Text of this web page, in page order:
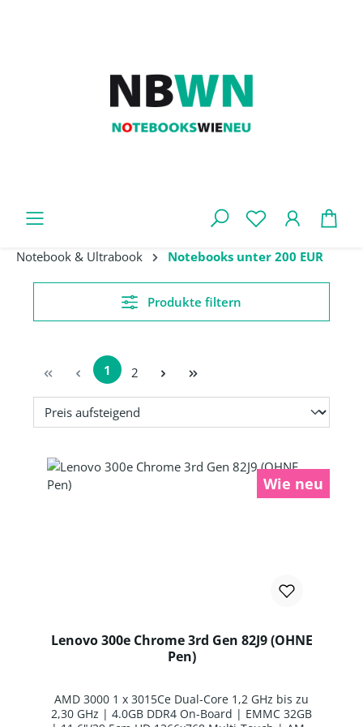
Notebook & Ultrabook Notebooks unter 200 EUR
Produkte filtern
Seite
1 Seite
2
Wie neu
Lenovo 300e Chrome 3rd Gen 82J9 (OHNE
Pen)
AMD 3000 1 x 3015Ce Dual-Core 1,2 GHz bis zu
2,30 GHz | 4.0GB DDR4 On-Board | EMMC 32GB